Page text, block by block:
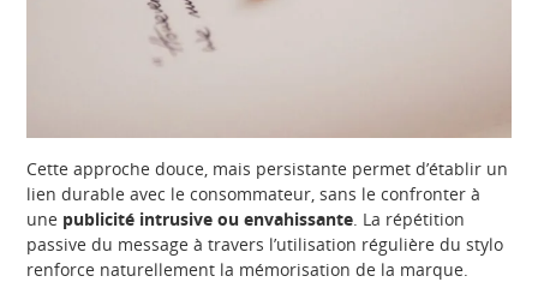
Cette approche douce, mais persistante permet d’établir un
lien durable avec le consommateur, sans le confronter à
une publicité intrusive ou envahissante. La répétition
passive du message à travers l’utilisation régulière du stylo
renforce naturellement la mémorisation de la marque.